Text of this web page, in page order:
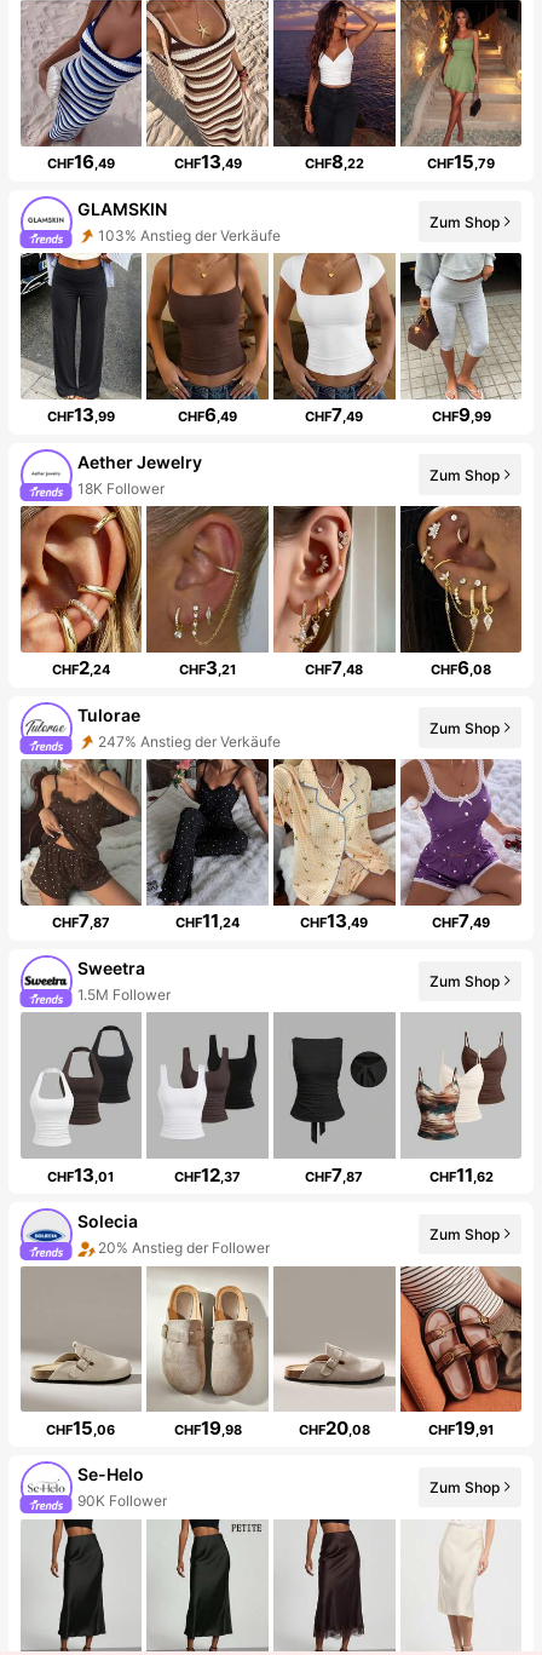
CHF16,49 CHF13,49 CHF8,22 CHF15,79
GLAMSKIN
103% Anstieg der Verkäufe
Zum Shop
CHF13,99 CHF6,49 CHF7,49 CHF9,99
Aether Jewelry
18K Follower
Zum Shop
CHF2,24 CHF3,21 CHF7,48 CHF6,08
Tulorae
247% Anstieg der Verkäufe
Zum Shop
CHF7,87 CHF11,24 CHF13,49 CHF7,49
Sweetra
1.5M Follower
Zum Shop
CHF13 ,01 CHF12 ,37 CHF7 ,87 CHF11 ,62
Solecia
20% Anstieg der Follower
Zum Shop
CHF15 ,06 CHF19,98 CHF20,08 CHF19 ,91
Se-Helo
90K Follower
Zum Shop